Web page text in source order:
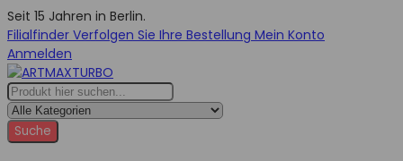
Seit 15 Jahren in Berlin.
Filialfinder Verfolgen Sie Ihre Bestellung Mein Konto
Anmelden
Suche